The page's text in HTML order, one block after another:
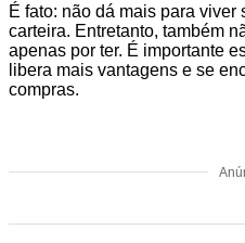
É fato: não dá mais para viver
carteira. Entretanto, também
apenas por ter. É importante
libera mais vantagens e se
compras.